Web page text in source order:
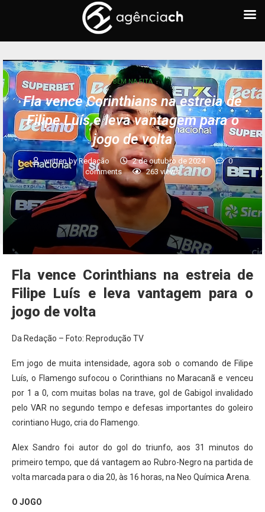
BEM NA FITA
Fla vence Corinthians na estreia de
Filipe Luís e leva vantagem para o
jogo de volta
written byRedação 2 de outubro de 2024
0
comments
263views
Fla vence Corinthians na estreia de
Filipe Luís e leva vantagem para o
jogo de volta
Da Redação – Foto: Reprodução TV
Em jogo de muita intensidade, agora sob o comando de Filipe
Luís, o Flamengo sufocou o Corinthians no Maracanã e venceu
por 1 a 0, com muitas bolas na trave, gol de Gabigol invalidado
pelo VAR no segundo tempo e defesas importantes do goleiro
corintiano Hugo, cria do Flamengo.
Alex Sandro foi autor do gol do triunfo, aos 31 minutos do
primeiro tempo, que dá vantagem ao Rubro-Negro na partida de
volta marcada para o dia 20, às 16 horas, na Neo Química Arena.
O JOGO